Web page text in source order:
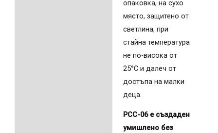
опаковка, на сухо
място, защитено от
светлина, при
стайна температура
не по-висока от
25°C и далеч от
достъпа на малки
деца.
PCC-06 е създаден
умишлено без